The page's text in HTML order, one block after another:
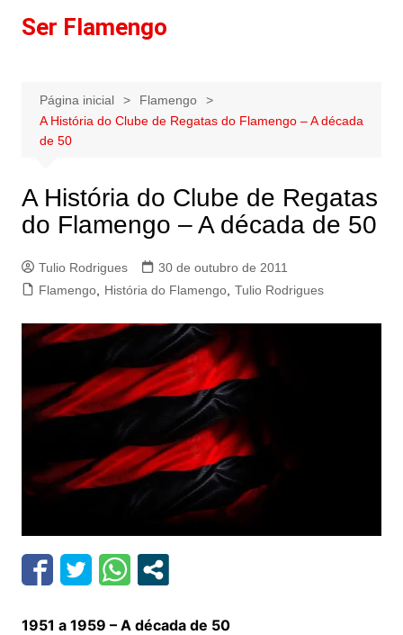
paraSer Flamengo
Página inicial
Flamengo
A História do Clube de Regatas do Flamengo – A década
de 50
A História do Clube de Regatas
do Flamengo – A década de 50
Tulio Rodrigues
30 de outubro de 2011
Flamengo, História do Flamengo, Tulio Rodrigues
1951 a 1959 – A década de 50